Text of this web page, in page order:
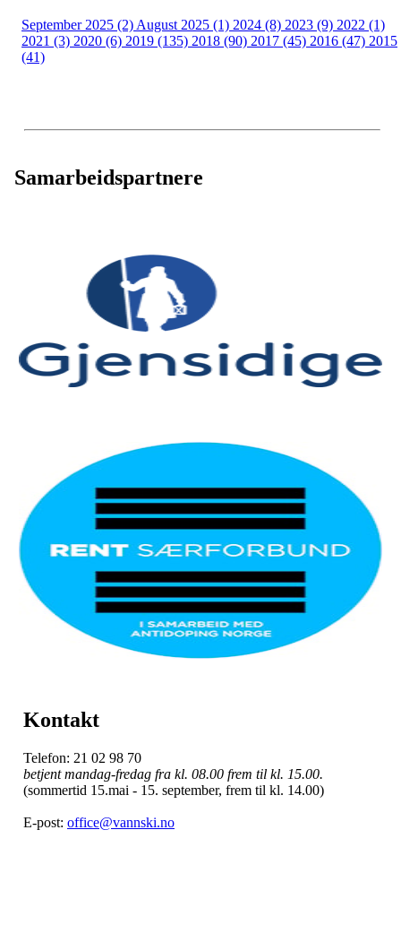
September 2025 (2)August 2025 (1) 2024 (8) 2023 (9) 2022 (1)
2021 (3) 2020 (6) 2019 (135) 2018 (90) 2017 (45) 2016 (47) 2015
(41)
Samarbeidspartnere
Kontakt
Telefon: 21 02 98 70
betjent mandag-fredag fra kl. 08.00 frem til kl. 15.00.
(sommertid 15.mai - 15. september, frem til kl. 14.00)
E-post: office@vannski.no